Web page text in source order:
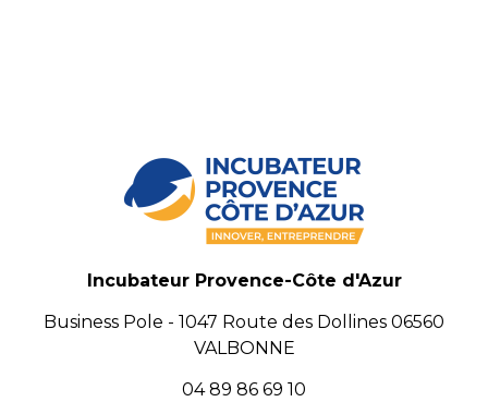
Incubateur Provence-Côte d'Azur
Business Pole - 1047 Route des Dollines 06560
VALBONNE
04 89 86 69 10